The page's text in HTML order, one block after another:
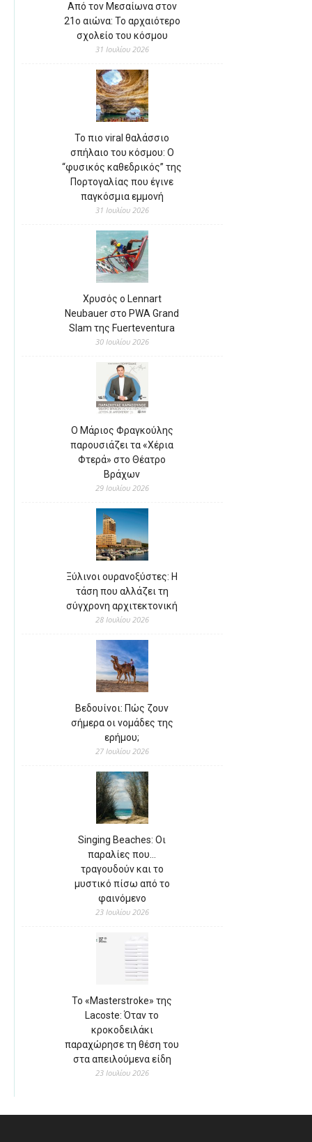
Από τον Μεσαίωνα στον
21ο αιώνα: Το αρχαιότερο
σχολείο του κόσμου
31 Ιουλίου 2026
Το πιο viral θαλάσσιο
σπήλαιο του κόσμου: Ο
“φυσικός καθεδρικός” της
Πορτογαλίας που έγινε
παγκόσμια εμμονή
31 Ιουλίου 2026
Χρυσός ο Lennart
Neubauer στο PWA Grand
Slam της Fuerteventura
30 Ιουλίου 2026
Ο Μάριος Φραγκούλης
παρουσιάζει τα «Χέρια
Φτερά» στο Θέατρο
Βράχων
29 Ιουλίου 2026
Ξύλινοι ουρανοξύστες: Η
τάση που αλλάζει τη
σύγχρονη αρχιτεκτονική
28 Ιουλίου 2026
Βεδουίνοι: Πώς ζουν
σήμερα οι νομάδες της
ερήμου;
27 Ιουλίου 2026
Singing Beaches: Οι
παραλίες που…
τραγουδούν και το
μυστικό πίσω από το
φαινόμενο
23 Ιουλίου 2026
Το «Masterstroke» της
Lacoste: Όταν το
κροκοδειλάκι
παραχώρησε τη θέση του
στα απειλούμενα είδη
23 Ιουλίου 2026